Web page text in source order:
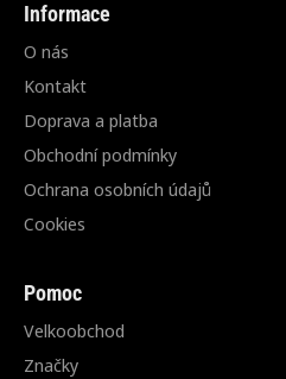
Informace
O nás
Kontakt
Doprava a platba
Obchodní podmínky
Ochrana osobních údajů
Cookies
Pomoc
Velkoobchod
Značky